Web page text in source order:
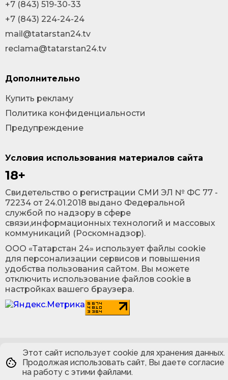
Условия использования материалов сайта
18+
Cвидетельство о регистрации СМИ ЭЛ № ФС 77 -
72234 от 24.01.2018 выдано Федеральной
службой по надзору в сфере
связи,информационных технологий и массовых
коммуникаций (Роскомнадзор).
ООО «Татарстан 24» использует файлы cookie
для персонализации сервисов и повышения
удобства пользования сайтом. Вы можете
отключить использование файлов cookie в
настройках вашего браузера.
+7 (843) 519-30-33
+7 (843) 224-24-24
mail@tatarstan24.tv
reclama@tatarstan24.tv
Дополнительно
Купить рекламу
Политика конфиденциальности
Предупреждение
Этот сайт использует cookie для хранения данных.
Продолжая использовать сайт, Вы даете согласие
на работу с этими файлами.